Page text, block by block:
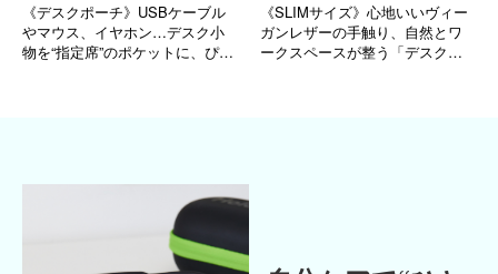
《デスクポーチ》USBケーブル
やマウス、イヤホン…デスク小
物を“指定席”のポケットに、ぴっ
《SLIMサイズ》心地いいヴィー
ガンレザーの手触り、自然とワ
ークスペースが整う「デスクマ